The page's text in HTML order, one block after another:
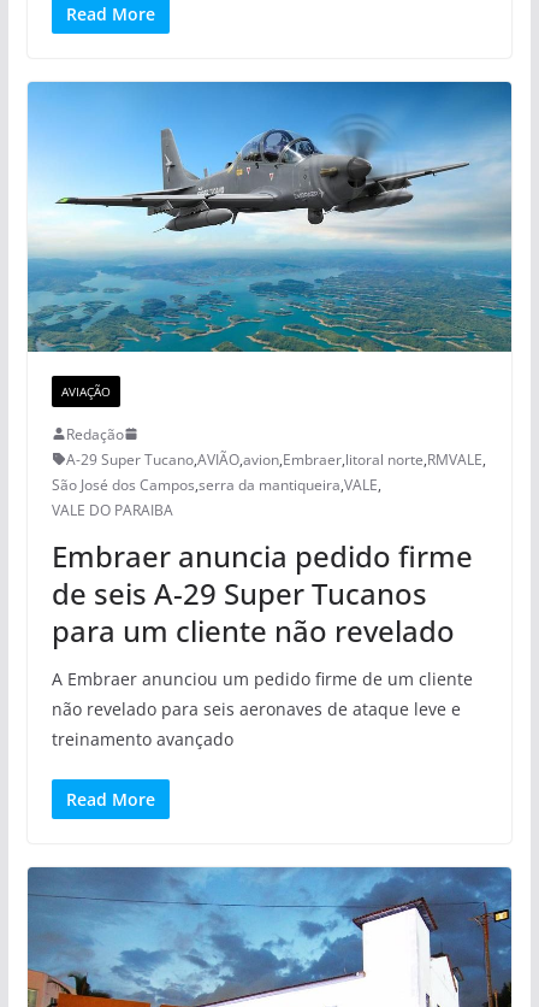
Read More
AVIAÇÃO
Redação
A-29 Super Tucano,AVIÃO,avion,Embraer,litoral norte,RMVALE,
São José dos Campos,serra da mantiqueira,VALE,
VALE DO PARAIBA
Embraer anuncia pedido firme
de seis A-29 Super Tucanos
para um cliente não revelado
A Embraer anunciou um pedido firme de um cliente
não revelado para seis aeronaves de ataque leve e
treinamento avançado
Read More